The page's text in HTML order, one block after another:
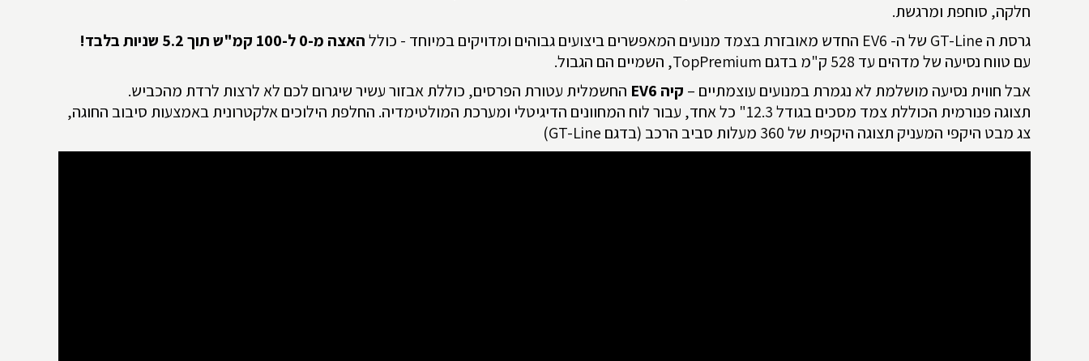
חלקה, סוחפת ומרגשת.
גרסת ה GT-Line של ה- EV6 החדש מאובזרת בצמד מנועים המאפשרים ביצועים גבוהים ומדויקים במיוחד - כוללהאצה מ-0 ל-100 קמ"ש תוך 5.2 שניות בלבד!
עם טווח נסיעה של מדהים עד 528 ק"מ בדגם
TopPremium, השמיים הם הגבול.
אבל חווית נסיעה מושלמת לא נגמרת במנועים עוצמתיים – קיה EV6 החשמלית עטורת הפרסים, כוללת אבזור עשיר שיגרום לכם לא לרצות לרדת מהכביש.
תצוגה פנורמית הכוללת צמד מסכים בגודל 12.3" כל אחד, עבור לוח המחוונים הדיגיטלי ומערכת המולטימדיה. החלפת הילוכים אלקטרונית באמצעות סיבוב החוגה,
צג מבט היקפי המעניק תצוגה היקפית של 360 מעלות סביב הרכב (בדגם
GT-Line
)